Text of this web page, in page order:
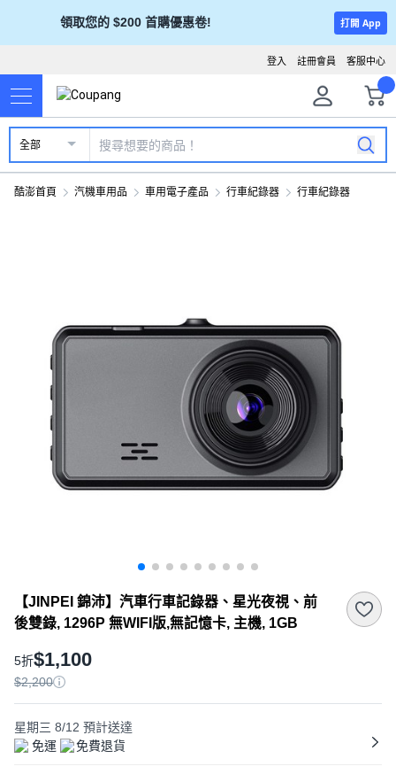
領取您的 $200 首購優惠卷! 打開 App
客服中心
註冊會員
登入
全部
酷澎首頁 汽機車用品 車用電子產品 行車紀錄器 行車紀錄器
【JINPEI 錦沛】汽車行車記錄器、星光夜視、前
後雙錄, 1296P 無WIFI版,無記憶卡, 主機, 1GB
5折$1,100
$2,200
星期三 8/12 預計送達
免運
免費退貨